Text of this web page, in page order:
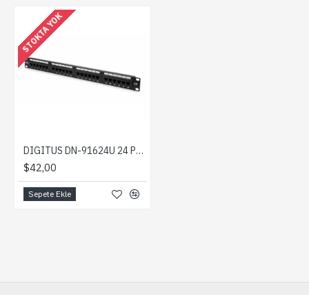
STOKTA YOK
DIGITUS DN-91624U 24 PORT CAT6 UTP PATCH PANEL
$42,00
Sepete Ekle